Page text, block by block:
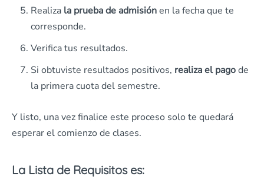
Realiza la prueba de admisiónen la fecha que te
corresponde.
Verifica tus resultados.
Si obtuviste resultados positivos, realiza el pagode
la primera cuota del semestre.
Y listo, una vez finalice este proceso solo te quedará
esperar el comienzo de clases.
La Lista de Requisitos es: